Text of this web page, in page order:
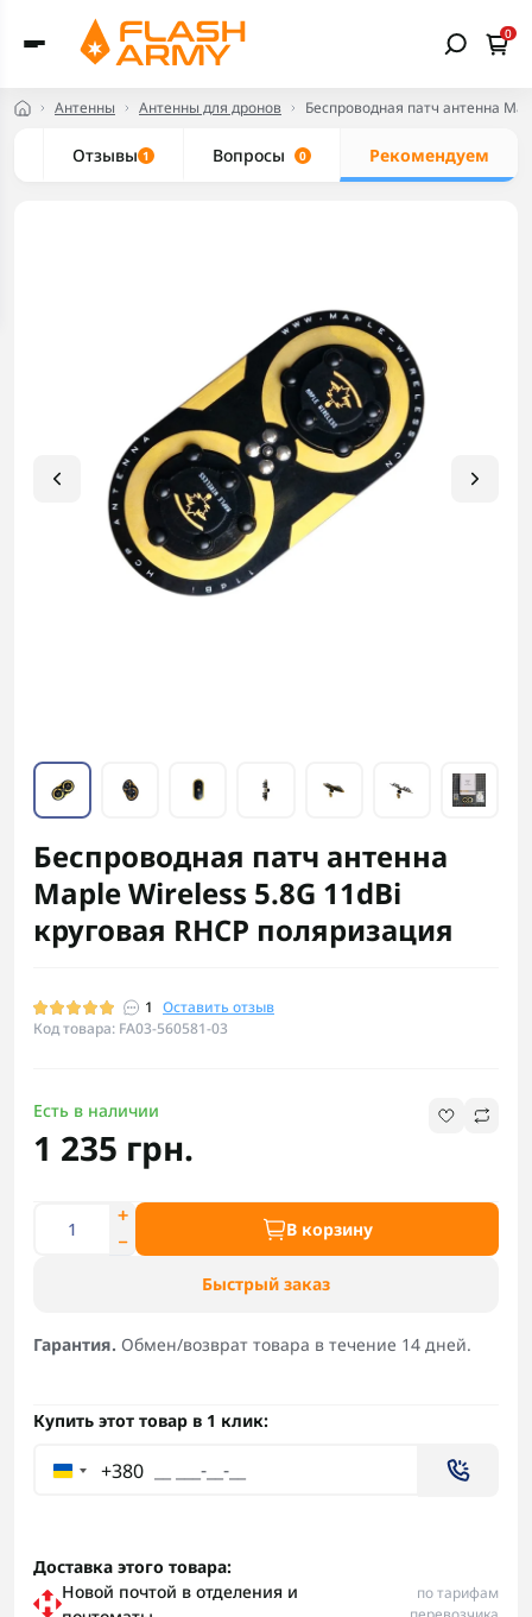
0
Антенны Антенны для дронов Беспроводная патч антенна
Отзывы 1 Вопросы 0 Рекомендуем
Беспроводная патч антенна
Maple Wireless 5.8G 11dBi
круговая RHCP поляризация
1 Оставить отзыв
Код товара: FA03-560581-03
Есть в наличии
1 235 грн.
В корзину
Быстрый заказ
Гарантия. Обмен/возврат товара в течение 14 дней.
Купить этот товар в 1 клик:
+380
Доставка этого товара:
Новой почтой в отделения и
по тарифам